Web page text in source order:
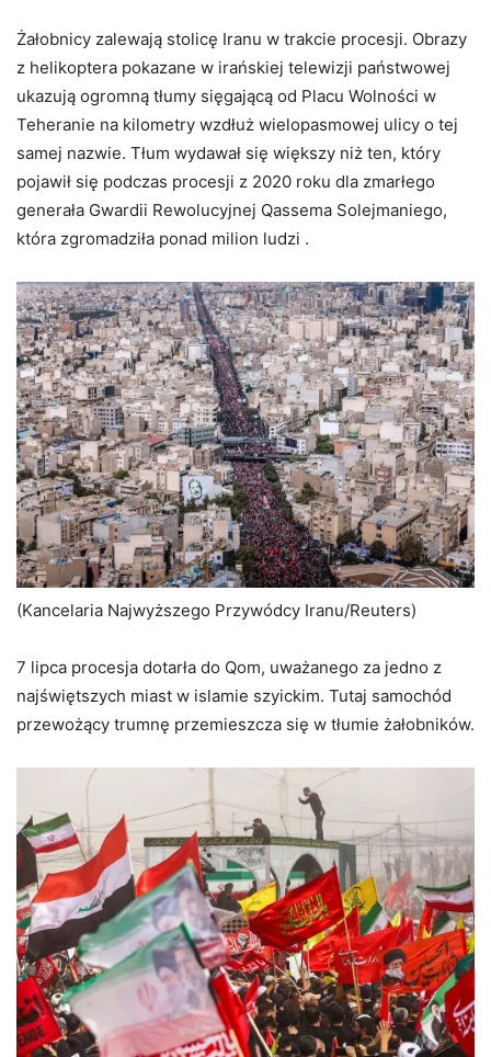
Żałobnicy zalewają stolicę Iranu w trakcie procesji. Obrazy
z helikoptera pokazane w irańskiej telewizji państwowej
ukazują ogromną tłumy sięgającą od Placu Wolności w
Teheranie na kilometry wzdłuż wielopasmowej ulicy o tej
samej nazwie. Tłum wydawał się większy niż ten, który
pojawił się podczas procesji z 2020 roku dla zmarłego
generała Gwardii Rewolucyjnej Qassema Solejmaniego,
która zgromadziła ponad milion ludzi .
(Kancelaria Najwyższego Przywódcy Iranu/Reuters)
7 lipca procesja dotarła do Qom, uważanego za jedno z
najświętszych miast w islamie szyickim. Tutaj samochód
przewożący trumnę przemieszcza się w tłumie żałobników.